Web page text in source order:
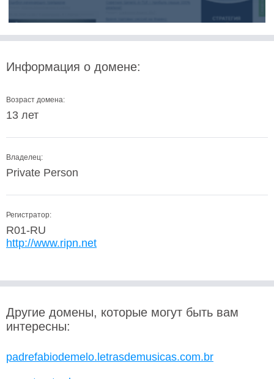
Информация о домене:
Возраст домена:
13 лет
Владелец:
Private Person
Регистратор:
R01-RU
http://www.ripn.net
Другие домены, которые могут быть вам
интересны:
padrefabiodemelo.letrasdemusicas.com.br